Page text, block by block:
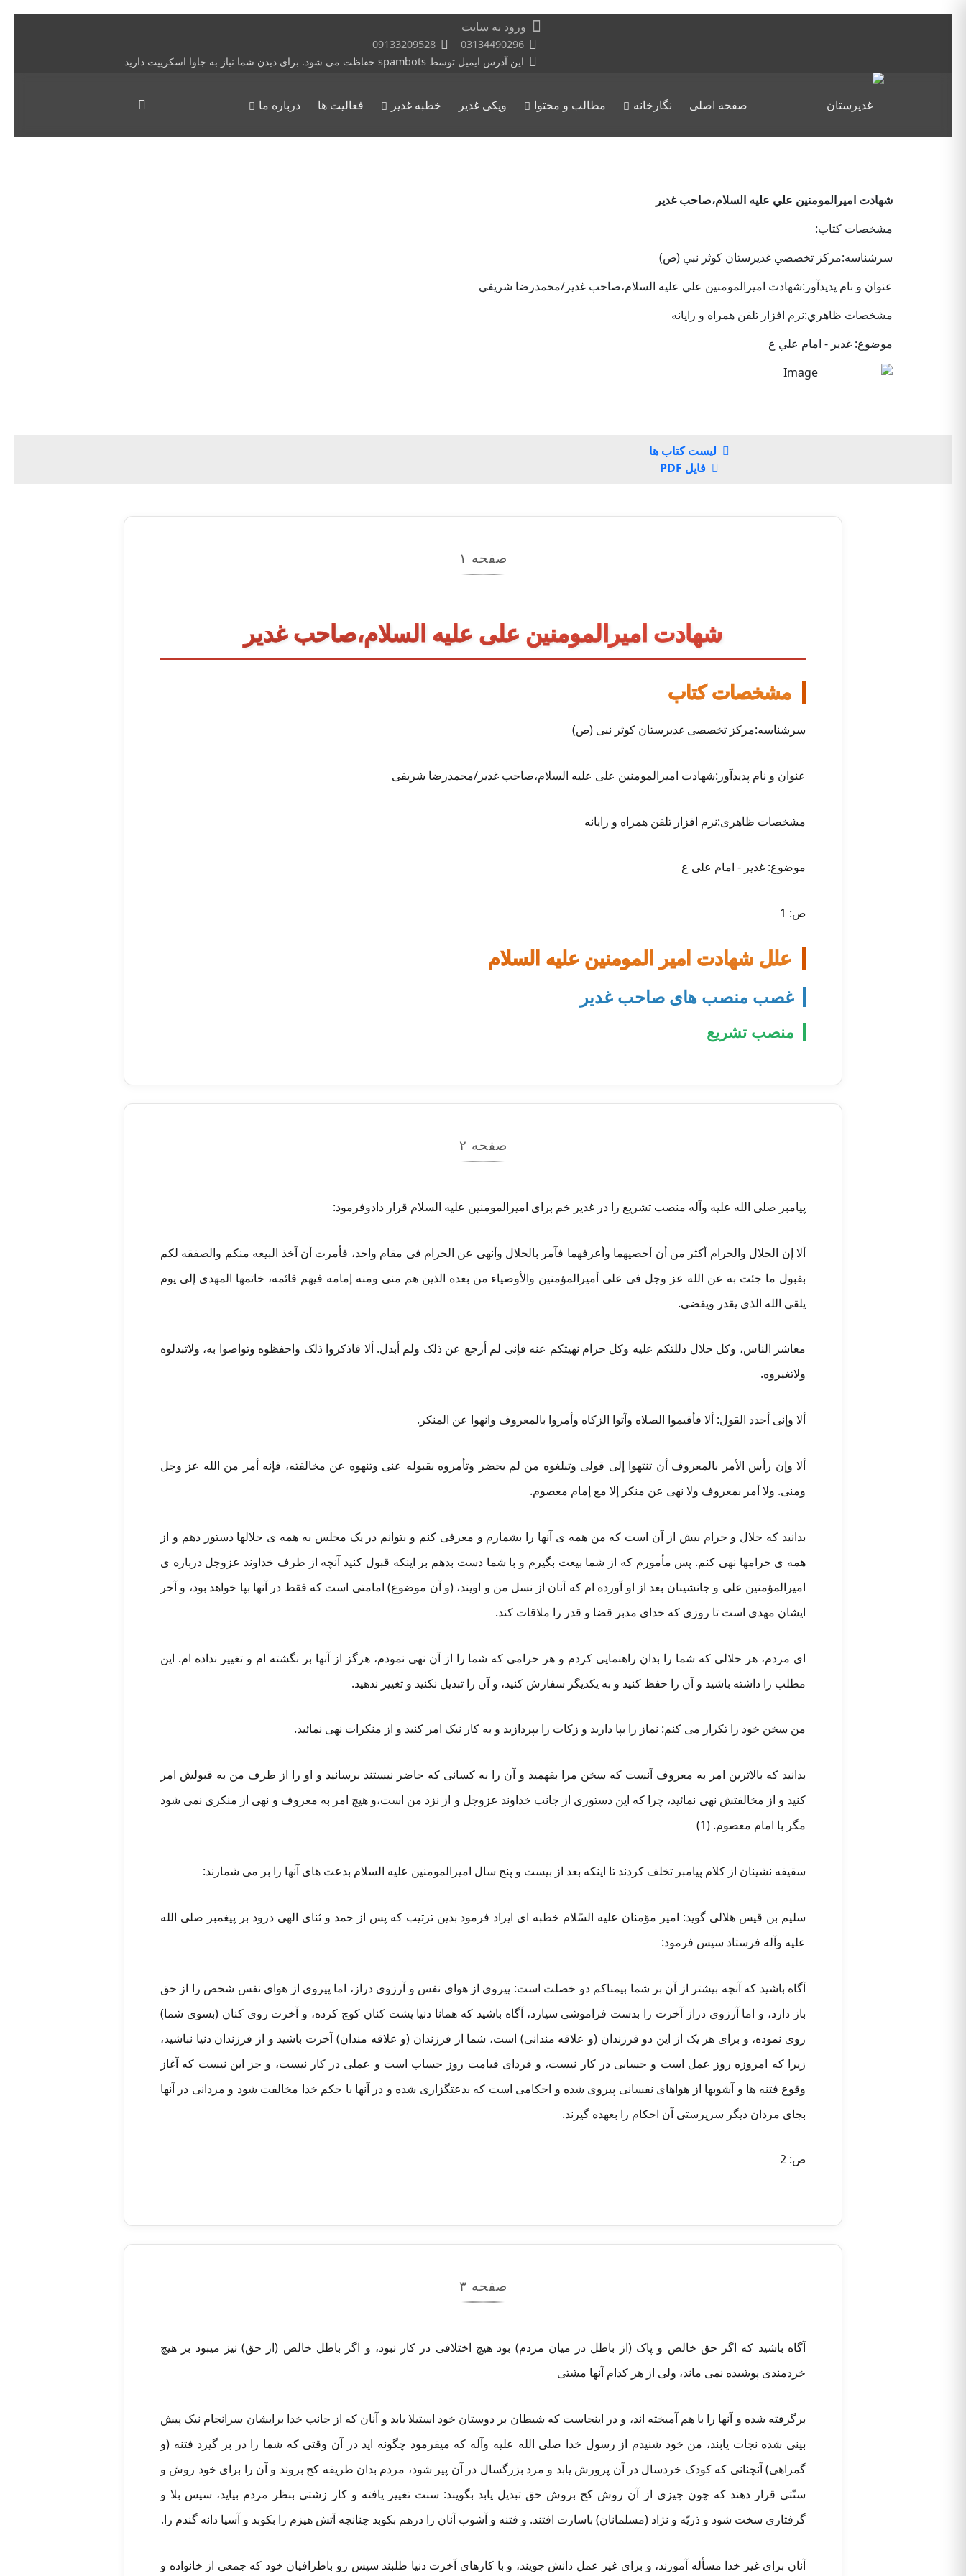
ورود به سایت
03134490296
09133209528
این آدرس ایمیل توسط spambots حفاظت می شود. برای دیدن شما نیاز به جاوا اسکریپت دارید
صفحه اصلی نگارخانه مطالب و محتوا ویکی غدیر خطبه غدیر فعالیت ها درباره ما
شهادت اميرالمومنين علي عليه السلام،صاحب غدير
مشخصات كتاب:
سرشناسه:مركز تخصصي غديرستان كوثر نبي (ص)
عنوان و نام پديدآور:شهادت اميرالمومنين علي عليه السلام،صاحب غدير/محمدرضا شريفي
مشخصات ظاهري:نرم افزار تلفن همراه و رايانه
موضوع: غدير - امام علي ع
لیست کتاب ها
فایل PDF
صفحه ۱
شهادت امیرالمومنین علی علیه السلام،صاحب غدیر
مشخصات کتاب
سرشناسه:مرکز تخصصی غدیرستان کوثر نبی (ص)
عنوان و نام پدیدآور:شهادت امیرالمومنین علی علیه السلام،صاحب غدیر/محمدرضا شریفی
مشخصات ظاهری:نرم افزار تلفن همراه و رایانه
موضوع: غدیر - امام علی ع
ص: 1
علل شهادت امیر المومنین علیه السلام
غصب منصب های صاحب غدیر
منصب تشریع
صفحه ۲
پیامبر صلی الله علیه وآله منصب تشریع را در غدیر خم برای امیرالمومنین علیه السلام قرار دادوفرمود:
ألا إن الحلال والحرام أکثر من أن أحصیهما وأعرفهما فآمر بالحلال وأنهی عن الحرام فی مقام واحد، فأمرت أن آخذ البیعه منکم والصفقه لکم
بقبول ما جئت به عن الله عز وجل فی علی أمیرالمؤمنین والأوصیاء من بعده الذین هم منی ومنه إمامه فیهم قائمه، خاتمها المهدی إلی یوم
یلقی الله الذی یقدر ویقضی.
معاشر الناس، وکل حلال دللتکم علیه وکل حرام نهیتکم عنه فإنی لم أرجع عن ذلک ولم أبدل. ألا فاذکروا ذلک واحفظوه وتواصوا به، ولاتبدلوه
ولاتغیروه.
ألا وإنی أجدد القول: ألا فأقیموا الصلاه وآتوا الزکاه وأمروا بالمعروف وانهوا عن المنکر.
ألا وإن رأس الأمر بالمعروف أن تنتهوا إلی قولی وتبلغوه من لم یحضر وتأمروه بقبوله عنی وتنهوه عن مخالفته، فإنه أمر من الله عز وجل
ومنی. ولا أمر بمعروف ولا نهی عن منکر إلا مع إمام معصوم.
بدانید که حلال و حرام بیش از آن است که من همه ی آنها را بشمارم و معرفی کنم و بتوانم در یک مجلس به همه ی حلالها دستور دهم و از
همه ی حرامها نهی کنم. پس مأمورم که از شما بیعت بگیرم و با شما دست بدهم بر اینکه قبول کنید آنچه از طرف خداوند عزوجل درباره ی
امیرالمؤمنین علی و جانشینان بعد از او آورده ام که آنان از نسل من و اویند، (و آن موضوع) امامتی است که فقط در آنها بپا خواهد بود، و آخر
ایشان مهدی است تا روزی که خدای مدبر قضا و قدر را ملاقات کند.
ای مردم، هر حلالی که شما را بدان راهنمایی کردم و هر حرامی که شما را از آن نهی نمودم، هرگز از آنها بر نگشته ام و تغییر نداده ام. این
مطلب را داشته باشید و آن را حفظ کنید و به یکدیگر سفارش کنید، و آن را تبدیل نکنید و تغییر ندهید.
من سخن خود را تکرار می کنم: نماز را بپا دارید و زکات را بپردازید و به کار نیک امر کنید و از منکرات نهی نمائید.
بدانید که بالاترین امر به معروف آنست که سخن مرا بفهمید و آن را به کسانی که حاضر نیستند برسانید و او را از طرف من به قبولش امر
کنید و از مخالفتش نهی نمائید، چرا که این دستوری از جانب خداوند عزوجل و از نزد من است،و هیچ امر به معروف و نهی از منکری نمی شود
مگر با امام معصوم. (1)
سقیفه نشینان از کلام پیامبر تخلف کردند تا اینکه بعد از بیست و پنج سال امیرالمومنین علیه السلام بدعت های آنها را بر می شمارند:
سلیم بن قیس هلالی گوید: امیر مؤمنان علیه السّلام خطبه ای ایراد فرمود بدین ترتیب که پس از حمد و ثنای الهی درود بر پیغمبر صلی الله
علیه وآله فرستاد سپس فرمود:
آگاه باشید که آنچه بیشتر از آن بر شما بیمناکم دو خصلت است: پیروی از هوای نفس و آرزوی دراز، اما پیروی از هوای نفس شخص را از حق
باز دارد، و اما آرزوی دراز آخرت را بدست فراموشی سپارد، آگاه باشید که همانا دنیا پشت کنان کوچ کرده، و آخرت روی کنان (بسوی شما)
روی نموده، و برای هر یک از این دو فرزندان (و علاقه مندانی) است، شما از فرزندان (و علاقه مندان) آخرت باشید و از فرزندان دنیا نباشید،
زیرا که امروزه روز عمل است و حسابی در کار نیست، و فردای قیامت روز حساب است و عملی در کار نیست، و جز این نیست که آغاز
وقوع فتنه ها و آشوبها از هواهای نفسانی پیروی شده و احکامی است که بدعتگزاری شده و در آنها با حکم خدا مخالفت شود و مردانی در آنها
بجای مردان دیگر سرپرستی آن احکام را بعهده گیرند.
ص: 2
صفحه ۳
آگاه باشید که اگر حق خالص و پاک (از باطل در میان مردم) بود هیچ اختلافی در کار نبود، و اگر باطل خالص (از حق) نیز میبود بر هیچ
خردمندی پوشیده نمی ماند، ولی از هر کدام آنها مشتی
برگرفته شده و آنها را با هم آمیخته اند، و در اینجاست که شیطان بر دوستان خود استیلا یابد و آنان که از جانب خدا برایشان سرانجام نیک پیش
بینی شده نجات یابند، من خود شنیدم از رسول خدا صلی الله علیه وآله که میفرمود چگونه اید در آن وقتی که شما را در بر گیرد فتنه (و
گمراهی) آنچنانی که کودک خردسال در آن پرورش یابد و مرد بزرگسال در آن پیر شود، مردم بدان طریقه کج بروند و آن را برای خود روش و
سنّتی قرار دهند که چون چیزی از آن روش کج بروش حق تبدیل یابد بگویند: سنت تغییر یافته و کار زشتی بنظر مردم بیاید، سپس بلا و
گرفتاری سخت شود و ذریّه و نژاد (مسلمانان) باسارت افتند. و فتنه و آشوب آنان را درهم بکوبد چنانچه آتش هیزم را بکوبد و آسیا دانه گندم را.
آنان برای غیر خدا مسأله آموزند، و برای غیر عمل دانش جویند، و با کارهای آخرت دنیا طلبند سپس رو باطرافیان خود که جمعی از خانواده و